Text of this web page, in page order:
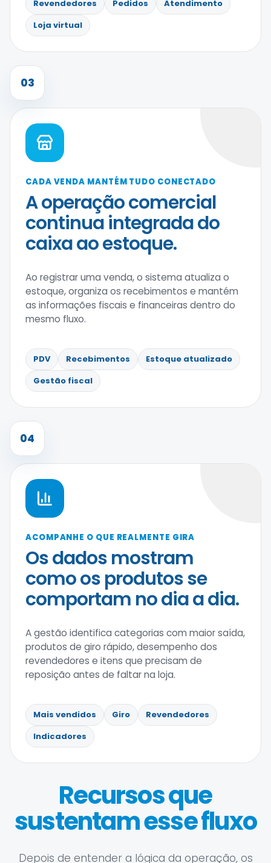
Revendedores Pedidos
Atendimento
Loja virtual
03
CADA VENDA MANTÉM TUDO CONECTADO
A operação comercial
continua integrada do
caixa ao estoque.
Ao registrar uma venda, o sistema atualiza o
estoque, organiza os recebimentos e mantém
as informações fiscais e financeiras dentro do
mesmo fluxo.
PDV Recebimentos
Estoque atualizado
Gestão fiscal
04
ACOMPANHE O QUE REALMENTE GIRA
Os dados mostram
como os produtos se
comportam no dia a dia.
A gestão identifica categorias com maior saída,
produtos de giro rápido, desempenho dos
revendedores e itens que precisam de
reposição antes de faltar na loja.
Mais vendidos Giro
Revendedores
Indicadores
Recursos que
sustentam esse fluxo
Depois de entender a lógica da operação, os